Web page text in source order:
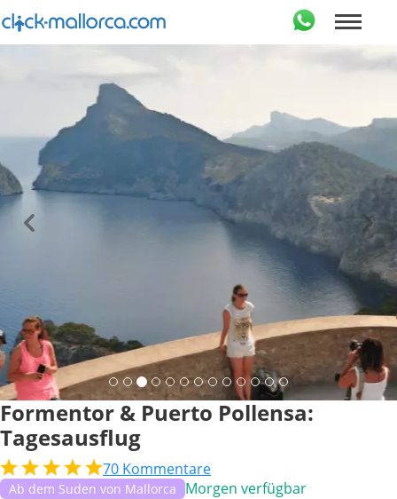
Formentor & Puerto Pollensa:
Tagesausflug
70 Kommentare
Ab dem Suden von Mallorca Morgen verfügbar